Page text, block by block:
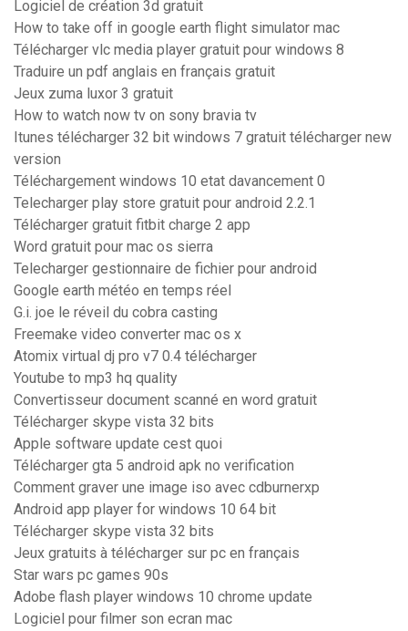
Logiciel de création 3d gratuit
How to take off in google earth flight simulator mac
Télécharger vlc media player gratuit pour windows 8
Traduire un pdf anglais en français gratuit
Jeux zuma luxor 3 gratuit
How to watch now tv on sony bravia tv
Itunes télécharger 32 bit windows 7 gratuit télécharger new
version
Téléchargement windows 10 etat davancement 0
Telecharger play store gratuit pour android 2.2.1
Télécharger gratuit fitbit charge 2 app
Word gratuit pour mac os sierra
Telecharger gestionnaire de fichier pour android
Google earth météo en temps réel
G.i. joe le réveil du cobra casting
Freemake video converter mac os x
Atomix virtual dj pro v7 0.4 télécharger
Youtube to mp3 hq quality
Convertisseur document scanné en word gratuit
Télécharger skype vista 32 bits
Apple software update cest quoi
Télécharger gta 5 android apk no verification
Comment graver une image iso avec cdburnerxp
Android app player for windows 10 64 bit
Télécharger skype vista 32 bits
Jeux gratuits à télécharger sur pc en français
Star wars pc games 90s
Adobe flash player windows 10 chrome update
Logiciel pour filmer son ecran mac